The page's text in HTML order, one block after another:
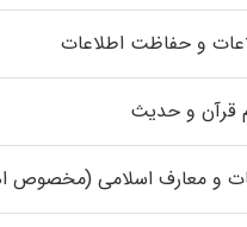
و حفاظت اطلاعات
قرآن و حدیث
و معارف اسلامی